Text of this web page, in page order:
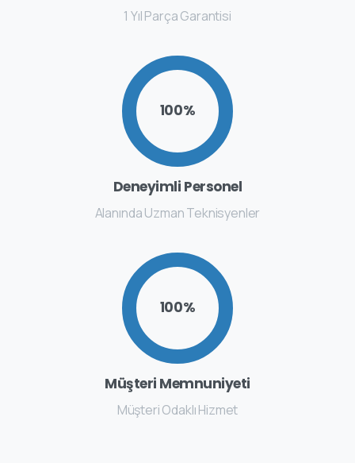
1 Yıl Parça Garantisi
100%
Deneyimli Personel
Alanında Uzman Teknisyenler
100%
Müşteri Memnuniyeti
Müşteri Odaklı Hizmet